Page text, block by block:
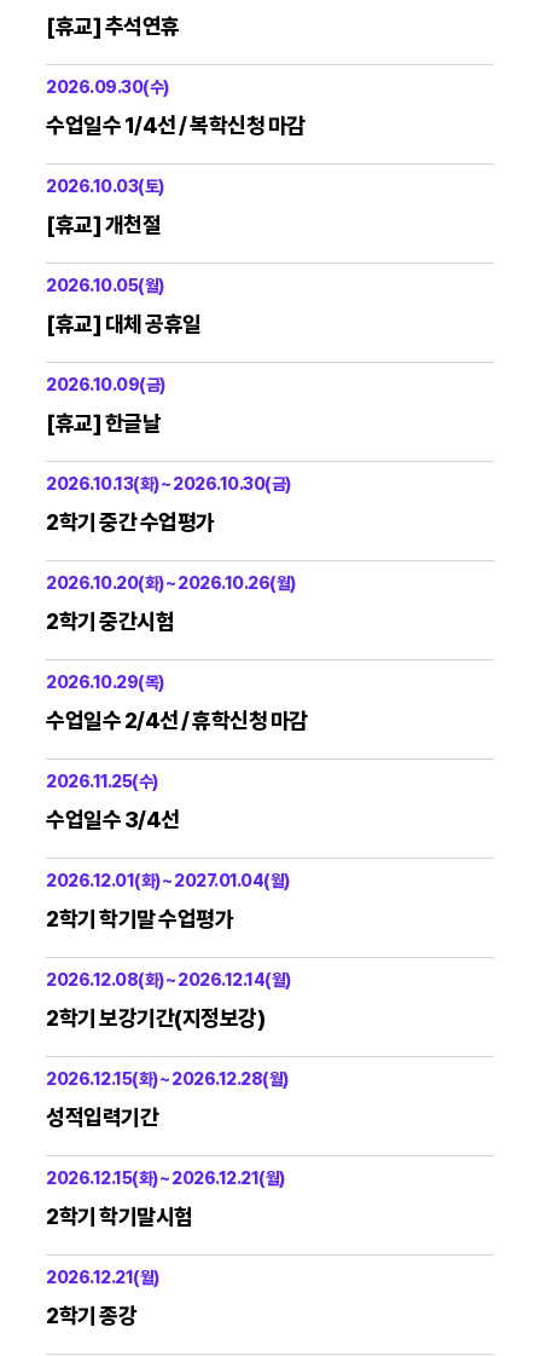
[휴교] 추석연휴
2026.09.30(수)
수업일수 1/4선 / 복학신청 마감
2026.10.03(토)
[휴교] 개천절
2026.10.05(월)
[휴교] 대체 공휴일
2026.10.09(금)
[휴교] 한글날
2026.10.13(화) ~ 2026.10.30(금)
2학기 중간 수업평가
2026.10.20(화) ~ 2026.10.26(월)
2학기 중간시험
2026.10.29(목)
수업일수 2/4선 / 휴학신청 마감
2026.11.25(수)
수업일수 3/4선
2026.12.01(화) ~ 2027.01.04(월)
2학기 학기말 수업평가
2026.12.08(화) ~ 2026.12.14(월)
2학기 보강기간(지정보강)
2026.12.15(화) ~ 2026.12.28(월)
성적입력기간
2026.12.15(화) ~ 2026.12.21(월)
2학기 학기말시험
2026.12.21(월)
2학기 종강